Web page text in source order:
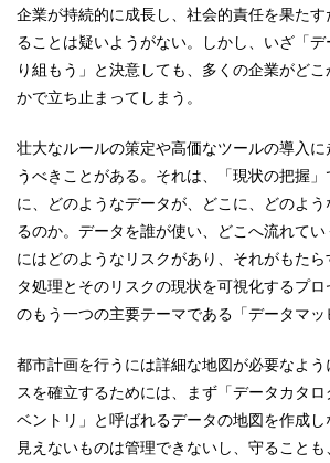
企業が持続的に成長し、社会的責任を果た
ることは疑いようがない。しかし、いざ「
り組もう」と決意しても、多くの企業がど
かで立ち止まってしまう。
壮大なルールの策定や高価なツールの導入
うべきことがある。それは、「現状の把握
に、どのようなデータが、どこに、どのよ
るのか。データを誰が使い、どこへ流れて
にはどのようなリスクがあり、それがもた
タ処理とそのリスクの現状を可視化するプ
のもう一つの主要テーマである「データマッ
都市計画を行うには詳細な地図が必要なよ
スを確立するためには、まず「データカタ
ベントリ」と呼ばれるデータの地図を作成し
見えないものは管理できないし、守ること